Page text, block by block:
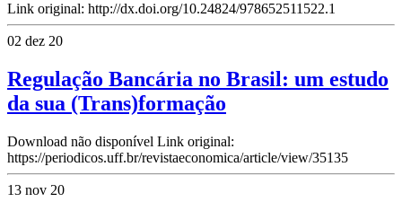
Link original: http://dx.doi.org/10.24824/978652511522.1
02 dez 20
Regulação Bancária no Brasil: um estudo
da sua (Trans)formação
Download não disponível Link original:
https://periodicos.uff.br/revistaeconomica/article/view/35135
13 nov 20